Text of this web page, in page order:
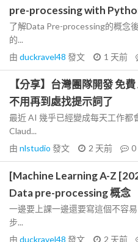
pre-processing with
了解Data Pre-processing的概念
的...
由 duckravel48 發文 1 天前
【分享】台灣團隊開發 免
不用再到處找提示詞了
最近 AI 幾乎已經變成每天工作都
Claud...
由 nlstudio 發文 2 天前 0
[Machine Learning A-Z
Data pre-processing 概念
一邊要上課一邊還要寫這個不容
步...
由 duckravel48 發文 2 天前